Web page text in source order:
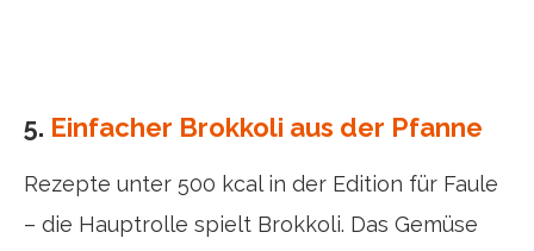
5. Einfacher Brokkoli aus der Pfanne
Rezepte unter 500 kcal in der Edition für Faule
– die Hauptrolle spielt Brokkoli. Das Gemüse